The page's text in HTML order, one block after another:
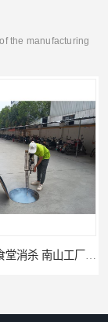
the manufacturing